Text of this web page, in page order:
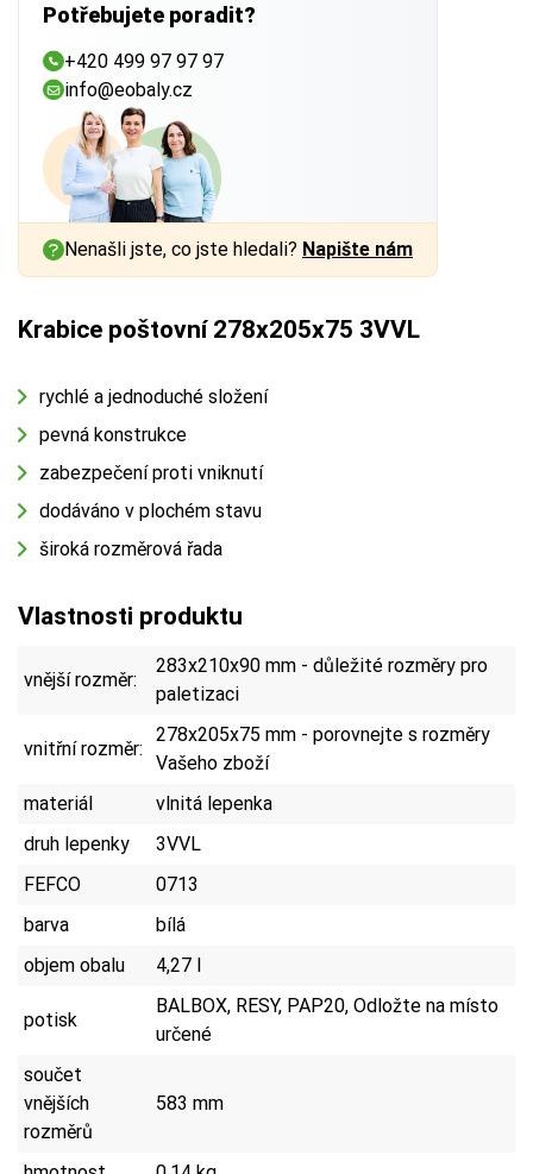
Potřebujete poradit?
+420 499 97 97 97
info@eobaly.cz
Nenašli jste, co jste hledali? Napište nám
Krabice poštovní 278x205x75 3VVL
rychlé a jednoduché složení
pevná konstrukce
zabezpečení proti vniknutí
dodáváno v plochém stavu
široká rozměrová řada
Vlastnosti produktu
vnější rozměr:
283x210x90 mm - důležité rozměry pro
paletizaci
vnitřní rozměr:
278x205x75 mm - porovnejte s rozměry
Vašeho zboží
materiál
vlnitá lepenka
druh lepenky
3VVL
FEFCO
0713
barva
bílá
objem obalu
4,27 l
potisk
BALBOX, RESY, PAP20, Odložte na místo
určené
součet
vnějších
rozměrů
583 mm